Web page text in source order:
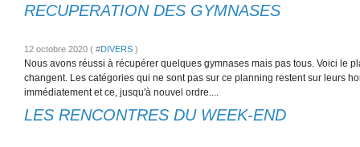
RECUPERATION DES GYMNASES
12 octobre 2020 ( #DIVERS )
Nous avons réussi à récupérer quelques gymnases mais pas tous. Voici le
changent. Les catégories qui ne sont pas sur ce planning restent sur leurs
immédiatement et ce, jusqu'à nouvel ordre....
LES RENCONTRES DU WEEK-END